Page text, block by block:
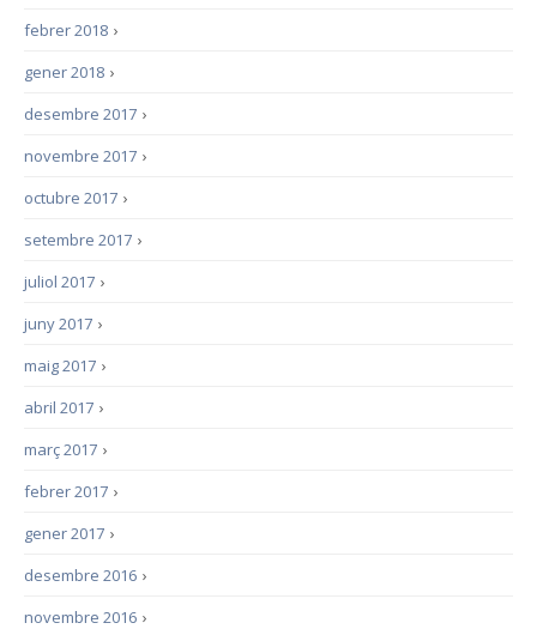
›
febrer 2018
›
gener 2018
›
desembre 2017
›
novembre 2017
›
octubre 2017
›
setembre 2017
›
juliol 2017
›
juny 2017
›
maig 2017
›
abril 2017
›
març 2017
›
febrer 2017
›
gener 2017
›
desembre 2016
›
novembre 2016